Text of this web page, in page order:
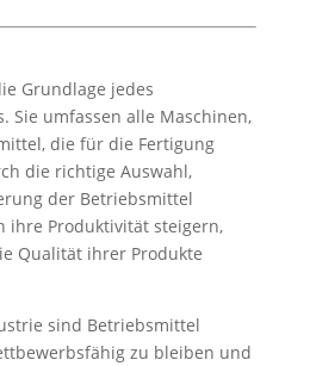
Grundlage jedes
Sie umfassen alle Maschinen,
die für die Fertigung
die richtige Auswahl,
der Betriebsmittel
ihre Produktivität steigern,
Qualität ihrer Produkte
sind Betriebsmittel
zu bleiben und